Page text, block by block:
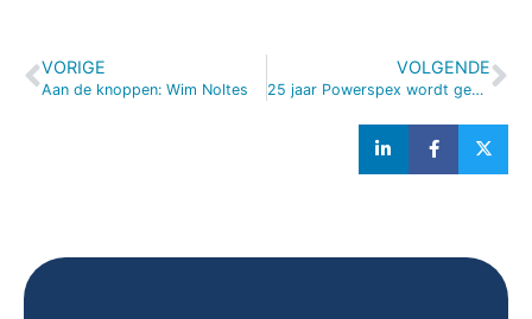
VORIGE
Aan de knoppen: Wim Noltes
VOLGENDE
25 jaar Powerspex wordt gevierd met jubileumweekend in Beekse Bergen